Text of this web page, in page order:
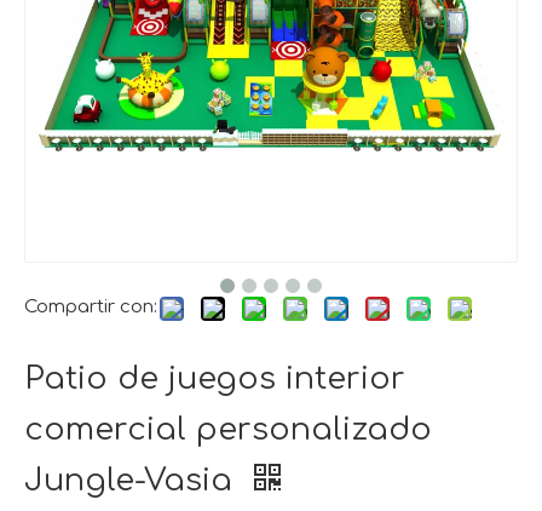
Compartir con:
Patio de juegos interior
comercial personalizado
Jungle-Vasia